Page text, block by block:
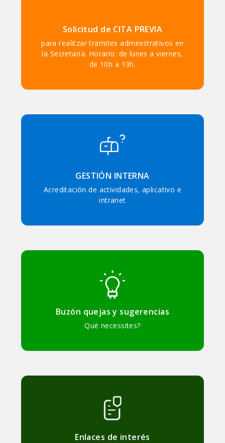
Solicitud de CITA PREVIA
para realitzar tramites administrativos en
la Secretaria. Horario: de lunes a viernes,
de 10h a 13h.
GESTIÓN INTERNA
Acreditación de actividades, aplicativo e
intranet
Buzón quejas y sugerencias
Què necessites?
Enlaces de interés